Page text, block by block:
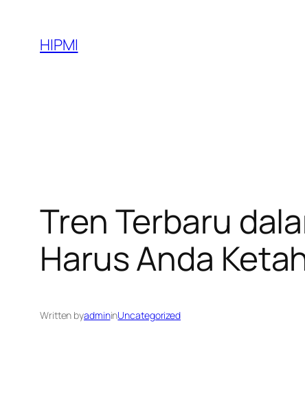
content
HIPMI
Tren Terbaru
Harus Anda
Written byadmininUncategorized